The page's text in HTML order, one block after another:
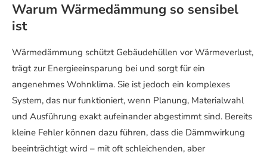
Warum Wärmedämmung so sensibel
ist
Wärmedämmung schützt Gebäudehüllen vor Wärmeverlust,
trägt zur Energieeinsparung bei und sorgt für ein
angenehmes Wohnklima. Sie ist jedoch ein komplexes
System, das nur funktioniert, wenn Planung, Materialwahl
und Ausführung exakt aufeinander abgestimmt sind. Bereits
kleine Fehler können dazu führen, dass die Dämmwirkung
beeinträchtigt wird – mit oft schleichenden, aber